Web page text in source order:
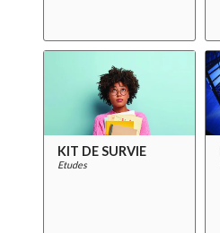
KIT DE SURVIE
Etudes